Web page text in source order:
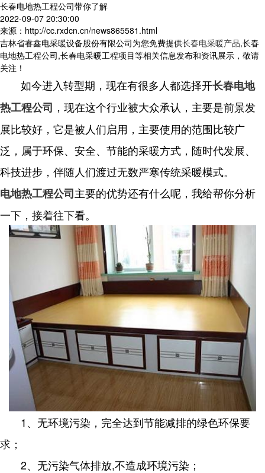
长春电地热工程公司带你了解
2022-09-07 20:30:00
来源：http://cc.rxdcn.cn/news865581.html
吉林省睿鑫电采暖设备股份有限公司为您免费提供长春电采暖产品,长春
电地热工程公司,长春电采暖工程项目等相关信息发布和资讯展示，敬请
关注！
如今进入转型期，现在有很多人都选择开长春电地
热工程公司 ，现在这个行业被大众承认，主要是前景发
展比较好，它是被人们启用，主要使用的范围比较广
泛，属于环保、安全、节能的采暖方式，随时代发展、
科技进步，伴随人们渡过无数严寒传统采暖模式。
电地热工程公司主要的优势还有什么呢，我给帮你分析
一下，接着往下看。
1、无环境污染，完全达到节能减排的绿色环保要
求；
2、无污染气体排放,不造成环境污染；